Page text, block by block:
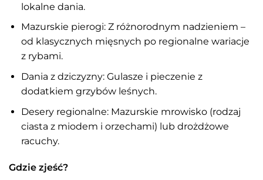
lokalne dania.
Mazurskie pierogi: Z różnorodnym nadzieniem –
od klasycznych mięsnych po regionalne wariacje
z rybami.
Dania z dziczyzny: Gulasze i pieczenie z
dodatkiem grzybów leśnych.
Desery regionalne: Mazurskie mrowisko (rodzaj
ciasta z miodem i orzechami) lub drożdżowe
racuchy.
Gdzie zjeść?